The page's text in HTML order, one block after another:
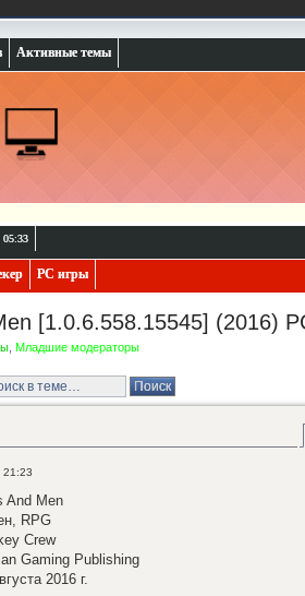
Активные темы
05:33
PC игры
[1.0.6.558.15545] (2016)
Младшие модераторы
And Men
RPG
Crew
Gaming Publishing
2016 г.